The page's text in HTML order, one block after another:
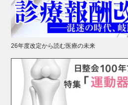
26年度改定から読む医療の未来